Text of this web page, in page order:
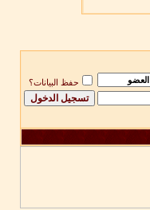
حفظ البيانات؟